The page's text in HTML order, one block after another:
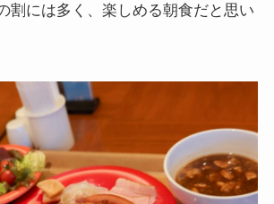
割には多く、楽しめる朝食だと思い